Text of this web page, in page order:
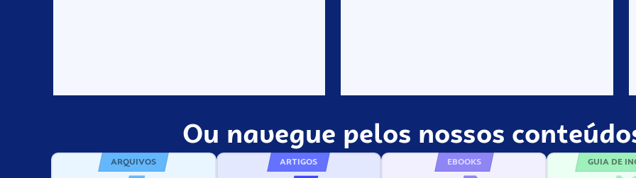
Ou navegue pelos nossos
ARQUIVOS ARTIGOS EBOOKS GUIA DE